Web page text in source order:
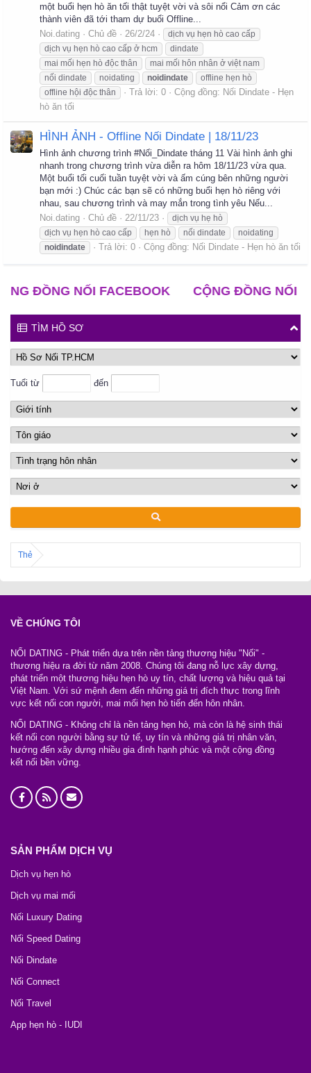
một buổi hẹn hò ăn tối thật tuyệt vời và sôi nổi Cảm ơn các
thành viên đã tới tham dự buổi Offline...
Noi.dating
Chủ đề 26/2/24
dịch vụ hẹn hò cao cấp
dịch vụ hẹn hò cao cấp ở hcm
dindate
mai mối hẹn hò độc thân
mai mối hôn nhân ở việt nam
nối dindate
noidating noidindate
offline hẹn hò
offline hội độc thân
Trả lời: 0 Cộng đồng: Nối Dindate - Hẹn
hò ăn tối
HÌNH ẢNH - Offline Nối Dindate | 18/11/23
Hình ảnh chương trình #Nối_Dindate tháng 11 Vài hình ảnh ghi
nhanh trong chương trình vừa diễn ra hôm 18/11/23 vừa qua.
Một buổi tối cuối tuần tuyệt vời và ấm cúng bên những người
bạn mới :) Chúc các bạn sẽ có những buổi hẹn hò riêng với
nhau, sau chương trình và may mắn trong tình yêu Nếu...
Noi.dating
Chủ đề 22/11/23
dịch vụ hẹ hò
dịch vụ hẹn hò cao cấp
hẹn hò nối dindate
noidating
noidindate
Trả lời: 0 Cộng đồng: Nối Dindate - Hẹn hò ăn tối
ĐỒNG NỐI FACEBOOK CỘNG ĐỒNG NỐI ZALO
TÌM HỒ SƠ
Tuổi từ đến
Thẻ
VỀ CHÚNG TÔI
NỐI DATING - Phát triển dựa trên nền tảng thương hiệu "Nối" -
thương hiệu ra đời từ năm 2008. Chúng tôi đang nỗ lực xây dựng,
phát triển một thương hiệu hẹn hò uy tín, chất lượng và hiệu quả tại
Việt Nam. Với sứ mệnh đem đến những giá trị đích thực trong lĩnh
vực kết nối con người, mai mối hẹn hò tiến đến hôn nhân.
NỐI DATING - Không chỉ là nền tảng hẹn hò, mà còn là hệ sinh thái
kết nối con người bằng sự tử tế, uy tín và những giá trị nhân văn,
hướng đến xây dựng nhiều gia đình hạnh phúc và một cộng đồng
kết nối bền vững.
SẢN PHẨM DỊCH VỤ
Dịch vụ hẹn hò
Dịch vụ mai mối
Nối Luxury Dating
Nối Speed Dating
Nối Dindate
Nối Connect
Nối Travel
App hẹn hò - IUDI